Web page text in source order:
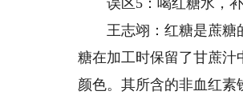
误区5：喝红糖水，补
王志翊：红糖是蔗糖的
糖在加工时保留了甘蔗汁
颜色。其所含的非血红素